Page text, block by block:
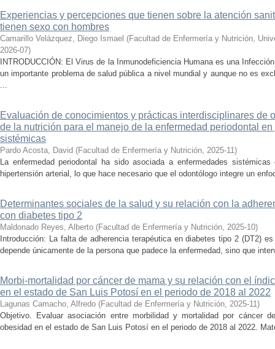
Experiencias y percepciones que tienen sobre la atención
tienen sexo con hombres
Camarillo Velázquez, Diego Ismael (Facultad de Enfermería y Nutrición,
2026-07)
INTRODUCCIÓN: El Virus de la Inmunodeficiencia Humana es una
un importante problema de salud pública a nivel mundial y aunque no es
...
Evaluación de conocimientos y prácticas interdisciplinares de
de la nutrición para el manejo de la enfermedad periodontal
sistémicas
Pardo Acosta, David (Facultad de Enfermería y Nutrición, 2025-11)
La enfermedad periodontal ha sido asociada a enfermedades
hipertensión arterial, lo que hace necesario que el odontólogo integre un
Determinantes sociales de la salud y su relación con la
con diabetes tipo 2
Maldonado Reyes, Alberto (Facultad de Enfermería y Nutrición, 2025-10)
Introducción: La falta de adherencia terapéutica en diabetes tipo 2 (DT2)
depende únicamente de la persona que padece la enfermedad, sino que
Morbi-mortalidad por cáncer de mama y su relación con el
en el estado de San Luis Potosí en el periodo de 2018 al 2022
Lagunas Camacho, Alfredo (Facultad de Enfermería y Nutrición, 2025-11)
Objetivo. Evaluar asociación entre morbilidad y mortalidad por cáncer
obesidad en el estado de San Luis Potosí en el periodo de 2018 al 2022.